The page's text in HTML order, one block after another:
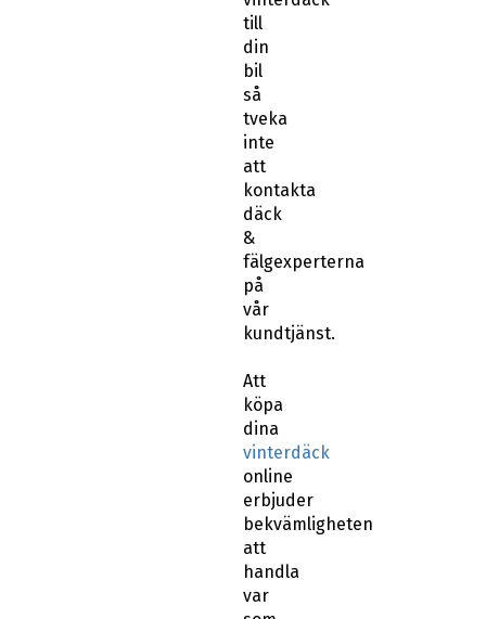
till
din
bil
så
tveka
inte
att
kontakta
däck
&
fälgexperterna
på
vår
kundtjänst.
Att
köpa
dina
vinterdäck
online
erbjuder
bekvämligheten
att
handla
var